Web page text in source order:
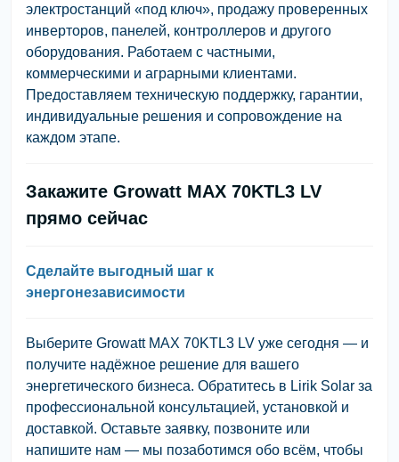
электростанций «под ключ», продажу проверенных
инверторов, панелей, контроллеров и другого
оборудования. Работаем с частными,
коммерческими и аграрными клиентами.
Предоставляем техническую поддержку, гарантии,
индивидуальные решения и сопровождение на
каждом этапе.
Закажите Growatt MAX 70KTL3 LV
прямо сейчас
Сделайте выгодный шаг к
энергонезависимости
Выберите Growatt MAX 70KTL3 LV уже сегодня — и
получите надёжное решение для вашего
энергетического бизнеса. Обратитесь в Lirik Solar за
профессиональной консультацией, установкой и
доставкой. Оставьте заявку, позвоните или
напишите нам — мы позаботимся обо всём, чтобы